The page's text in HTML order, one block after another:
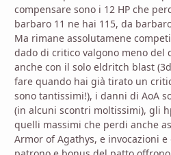
compensare sono i 12 HP che
barbaro 11 ne hai 115, da
Ma rimane assolutamene
dado di critico valgono meno del
anche con il solo eldritch blast
fare quando hai già tirato un
sono tantissimi!), i danni di AoA
(in alcuni scontri moltissimi), gli
quelli massimi che perdi anche
Armor of Agathys, e invocazioni